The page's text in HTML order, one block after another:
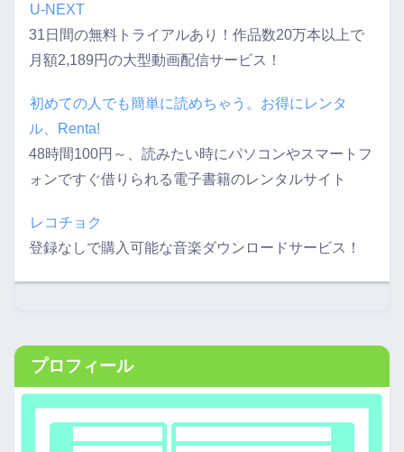
U-NEXT
31日間の無料トライアルあり！作品数20万本以上で
月額2,189円の大型動画配信サービス！
初めての人でも簡単に読めちゃう。お得にレンタ
ル、Renta!
48時間100円～、読みたい時にパソコンやスマートフ
ォンですぐ借りられる電子書籍のレンタルサイト
レコチョク
登録なしで購入可能な音楽ダウンロードサービス！
プロフィール